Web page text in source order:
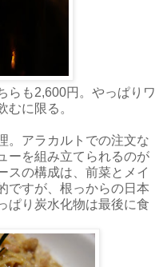
らも2,600円。やっぱりワ
むに限る。
。アラカルトでの注文な
ーを組み立てられるのが
スの構成は、前菜とメイ
ですが、根っからの日本
ぱり炭水化物は最後に食